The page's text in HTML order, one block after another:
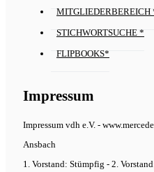
MITGLIEDERBEREICH
STICHWORTSUCHE *
FLIPBOOKS*
Impressum
Impressum vdh e.V. -
Ansbach
1. Vorstand: Stümpfig - 2.